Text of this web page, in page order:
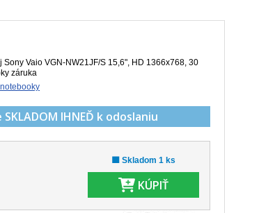
Vaio VGN-NW21JF/S 15,6", HD 1366x768, 30
záruka
IHNEĎ k odoslaniu
🟩 Skladom 1 ks
KÚPIŤ